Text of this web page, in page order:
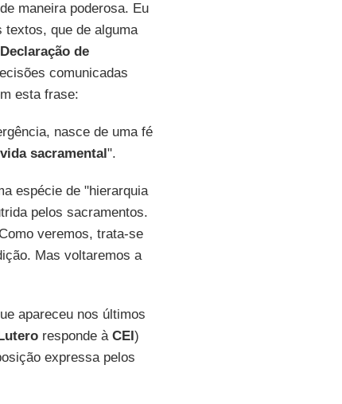
maneira poderosa. Eu
que de alguma
Declaração de
comunicadas
esta frase:
nasce de uma fé
vida sacramental".
espécie de "hierarquia
pelos sacramentos.
veremos, trata-se
Mas voltaremos a
apareceu nos últimos
responde à CEI)
expressa pelos